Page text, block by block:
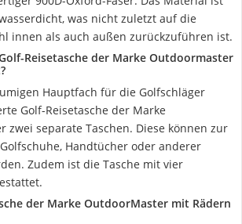
was nicht zuletzt auf die
innen als auch außen zurückzuführen ist.
Reisetasche der Marke Outdoormaster
Hauptfach für die Golfschläger
Golf-Reisetasche der Marke
zwei separate Taschen. Diese können zur
Handtücher oder anderer
Zudem ist die Tasche mit vier
der Marke OutdoorMaster mit Rädern